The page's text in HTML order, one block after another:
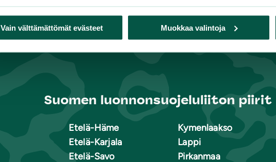
Vain välttämättömät evästeet Muokkaa valintoja
Suomen luonnonsuojeluliiton piirit
Etelä-Häme
Etelä-Karjala
Etelä-Savo
Kymenlaakso
Lappi
Pirkanmaa